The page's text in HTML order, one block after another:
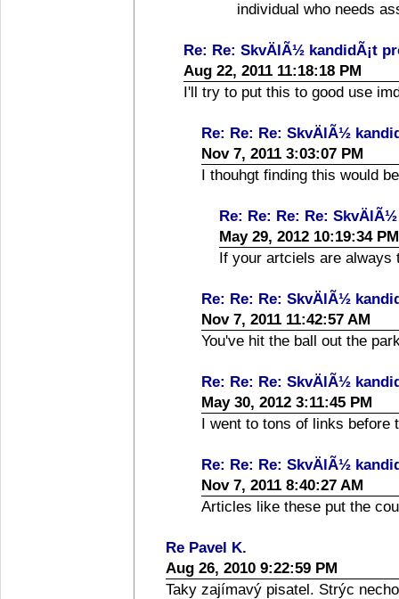
individual who needs
Re: Re: SkvÄlÃ½ kandidÃ¡t
Aug 22, 2011 11:18:18 PM
I'll try to put this to good use
Re: Re: Re: SkvÄlÃ½
Nov 7, 2011 3:03:07 PM
I thouhgt finding this would
Re: Re: Re: Re:
May 29, 2012 10:19:34 PM
If your artciels are always
Re: Re: Re: SkvÄlÃ½
Nov 7, 2011 11:42:57 AM
You've hit the ball out the
Re: Re: Re: SkvÄlÃ½
May 30, 2012 3:11:45 PM
I went to tons of links before
Re: Re: Re: SkvÄlÃ½
Nov 7, 2011 8:40:27 AM
Articles like these put the
Re Pavel K.
Aug 26, 2010 9:22:59 PM
Taky zajímavý pisatel. Strýc